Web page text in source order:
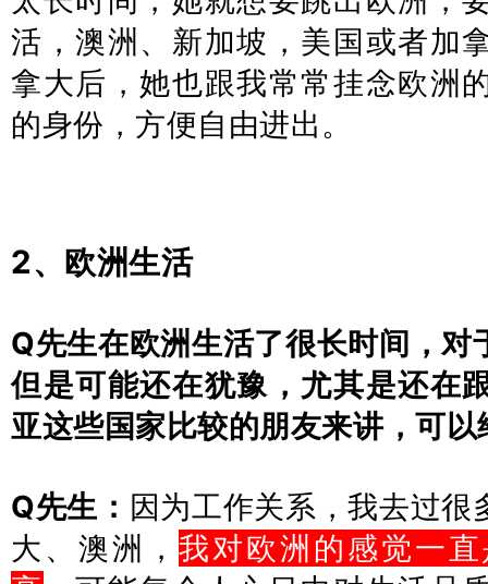
活，澳洲、新加坡，美国或者加
拿大后，她也跟我常常挂念欧洲
的身份，方便自由进出。
2、欧洲生活
Q先生在欧洲生活了很长时间，对
但是可能还在犹豫，尤其是还在
亚这些国家比较的朋友来讲，可
Q先生： 因为工作关系，我去过
大、澳洲，我对欧洲的感觉一